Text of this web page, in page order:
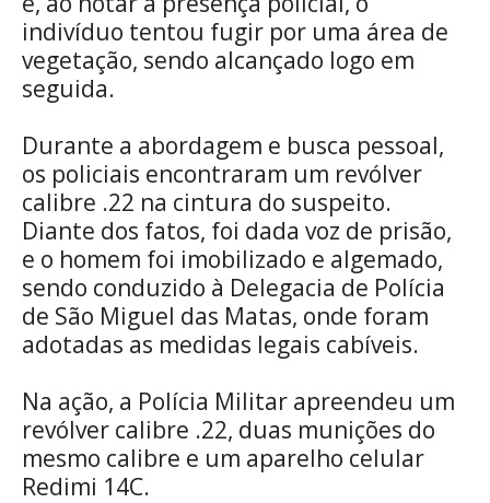
indivíduo tentou fugir por uma área de
vegetação, sendo alcançado logo em
seguida.
Durante a abordagem e busca pessoal,
os policiais encontraram um revólver
calibre .22 na cintura do suspeito.
Diante dos fatos, foi dada voz de prisão,
e o homem foi imobilizado e algemado,
sendo conduzido à Delegacia de Polícia
de São Miguel das Matas, onde foram
adotadas as medidas legais cabíveis.
Na ação, a Polícia Militar apreendeu um
revólver calibre .22, duas munições do
mesmo calibre e um aparelho celular
Redimi 14C.